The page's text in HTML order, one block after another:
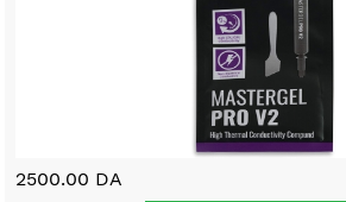
2500.00 DA